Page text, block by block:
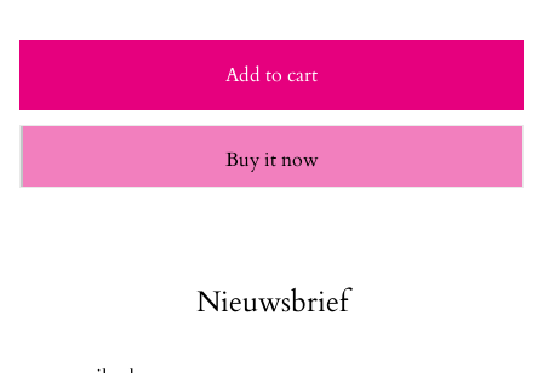
Add to cart
Buy it now
Nieuwsbrief